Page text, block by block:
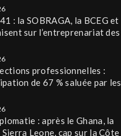
: la SOBRAGA, la BCEG et
sur l’entreprenariat des
professionnelles :
de 67 % saluée par les
: après le Ghana, la
Sierra Leone, cap sur la Côte